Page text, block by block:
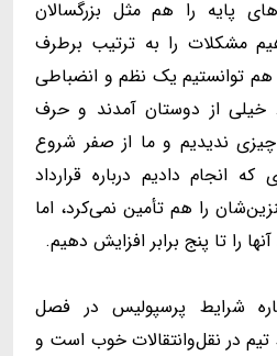
پایه را هم مثل بزرگسالان
مشکلات را به ترتیب برطرف
هم توانستیم یک نظم و انضباطی
خیلی از دوستان آمدند و حرف
چیزی ندیدیم و ما از صفر شروع
انجام دادیم درباره قرارداد
را هم تأمین نمی‌کرد، اما
را تا پنج برابر افزایش دهیم.
شرایط پرسپولیس در فصل
تیم در نقل‌وانتقالات خوب است و